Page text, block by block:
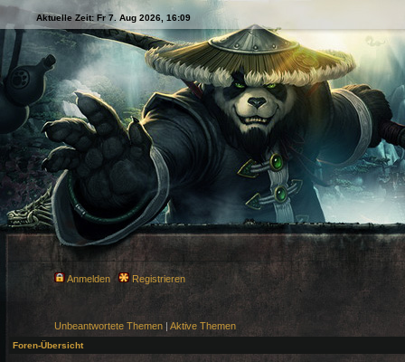
Aktuelle Zeit: Fr 7. Aug 2026, 16:09
Anmelden Registrieren
Unbeantwortete Themen | Aktive Themen
Foren-Übersicht